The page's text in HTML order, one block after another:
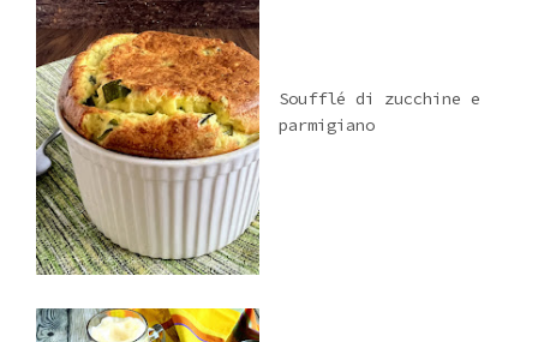
Soufflé di zucchine e
parmigiano